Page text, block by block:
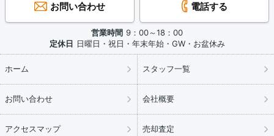
お問い合わせ 電話する
営業時間 9：00～18：00
定休日 日曜日・祝日・年末年始・GW・お盆休み
ホーム スタッフ一覧
お問い合わせ 会社概要
アクセスマップ 売却査定